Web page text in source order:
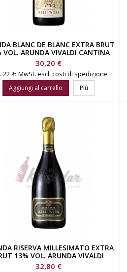
BLANC DE BLANC EXTRA BRUT
VOL. ARUNDA VIVALDI CANTINA
SPUMANTI
Prezzo
30,20 €
22 % MwSt. escl. costi di spedizione
Aggiungi al carrello Più
RISERVA MILLESIMATO EXTRA
13% VOL. ARUNDA VIVALDI
CANTINA SPUMANTI
Prezzo
32,80 €